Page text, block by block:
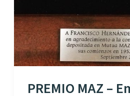
PREMIO MAZ –